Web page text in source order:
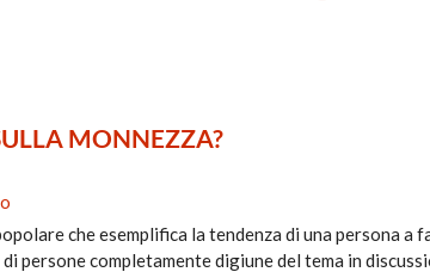
MONNEZZA?
che esemplifica la tendenza di una persona a
persone completamente digiune del tema in